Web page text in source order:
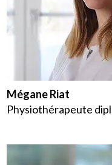
Mégane Riat
Physiothérapeute